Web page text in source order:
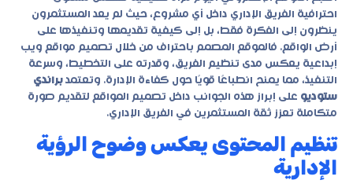
احترافية الفريق الإداري داخل أي مشروع، حيث لم يعد المستثمرون
ينظرون إلى الفكرة فقط، بل إلى كيفية تقديمها وتنفيذها على
أرض الواقع. فالموقع المصمم باحتراف من خلال تصميم مواقع ويب
إبداعية يعكس مدى تنظيم الفريق، وقدرته على التخطيط، وسرعة
التنفيذ، مما يمنح انطباعًا قويًا حول كفاءة الإدارة. وتعتمد براندي
ستوديو على إبراز هذه الجوانب داخل تصميم المواقع لتقديم صورة
متكاملة تعزز ثقة المستثمرين في الفريق الإداري.
تنظيم المحتوى يعكس وضوح الرؤية
الإدارية